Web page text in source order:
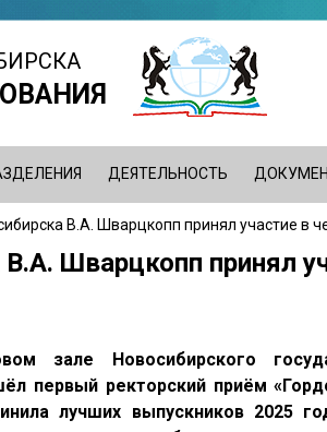
ДЕЯТЕЛЬНОСТЬ
В.А. Шварцкопп принял участие в
Шварцкопп принял
зале Новосибирского
первый ректорский приём
лучших выпускников 2025